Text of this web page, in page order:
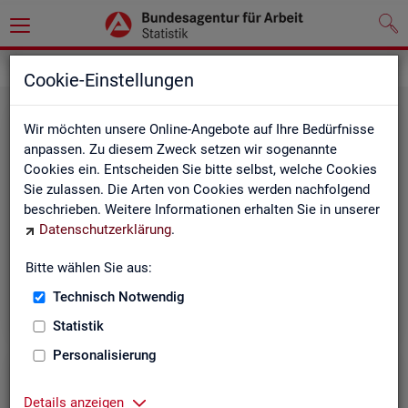
Cookie-Einstellungen
Wir möchten unsere Online-Angebote auf Ihre Bedürfnisse
anpassen. Zu diesem Zweck setzen wir sogenannte
Cookies ein. Entscheiden Sie bitte selbst, welche Cookies
Sie zulassen. Die Arten von Cookies werden nachfolgend
beschrieben. Weitere Informationen erhalten Sie in unserer
Datenschutzerklärung.
Bitte wählen Sie aus:
Technisch Notwendig
Statistik
Personalisierung
Details anzeigen
Ge­set­ze und Ver­ord­nun­gen
Die Gesetze und Verordnungen, die der Arbeit der
Statistik der BA zugrunde liegen, finden Sie hier.